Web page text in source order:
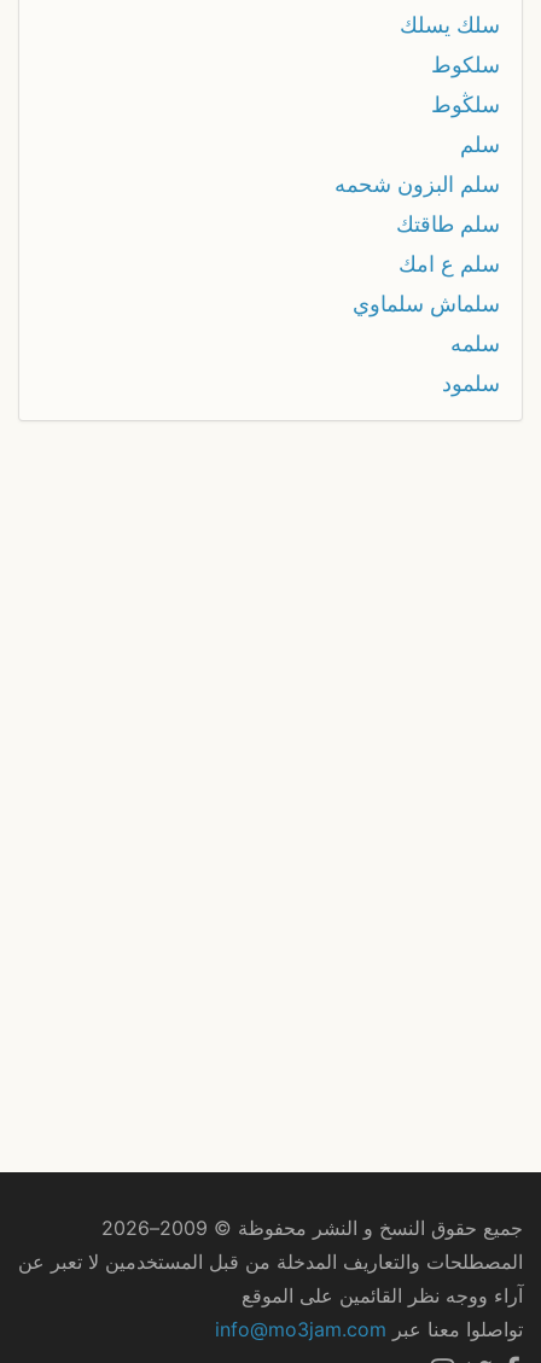
سلك يسلك
سلكوط
سلڭوط
سلم
سلم البزون شحمه
سلم طاقتك
سلم ع امك
سلماش سلماوي
سلمه
سلمود
جميع حقوق النسخ و النشر محفوظة © 2009–2026
المصطلحات والتعاريف المدخلة من قبل المستخدمين لا تعبر عن
آراء ووجه نظر القائمين على الموقع
تواصلوا معنا عبر info@mo3jam.com